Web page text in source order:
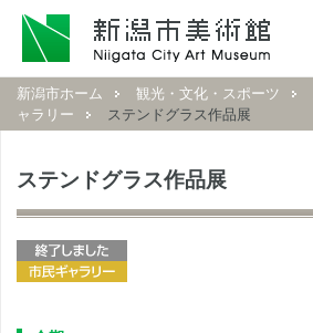
新潟市ホーム 観光・文化・スポーツ
ャラリー
ステンドグラス作品展
ステンドグラス作品展